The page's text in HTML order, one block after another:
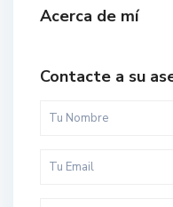
Acerca de mí
Contacte a su